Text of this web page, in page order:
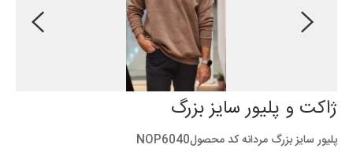
ژاکت و پلیور سایز بزرگ
پلیور سایز بزرگ مردانه کد محصولNOP6040